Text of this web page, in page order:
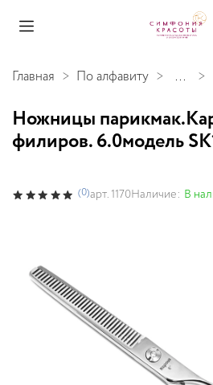
Главная По алфавиту ...
Ножницы
филиров. 6.0модель
(0)арт.1170Наличие: В